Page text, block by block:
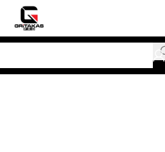
įrankiai Tiesiniai pjūklai